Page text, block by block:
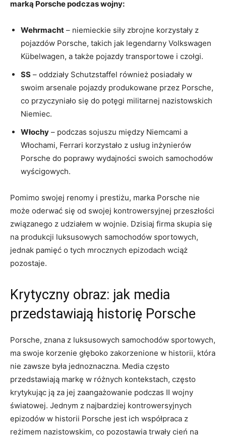
marką Porsche podczas wojny:
Wehrmacht – ‍niemieckie⁤ siły zbrojne korzystały ⁣z
pojazdów Porsche,⁤ takich jak legendarny Volkswagen⁢
Kübelwagen,‍ a ⁣także‍ pojazdy transportowe i czołgi.
SS –⁢ oddziały Schutzstaffel również posiadały ⁢w​
swoim arsenale pojazdy​ produkowane‌ przez Porsche,
‌co przyczyniało się do potęgi militarnej nazistowskich
Niemiec.
Włochy – podczas sojuszu między Niemcami a
Włochami, Ferrari korzystało ‍z usług inżynierów
Porsche⁤ do poprawy wydajności swoich samochodów
⁢wyścigowych.
Pomimo swojej renomy ⁢i prestiżu, marka Porsche nie‍
może oderwać się od ‍swojej​ kontrowersyjnej przeszłości
związanego ⁣z udziałem ‍w wojnie. Dzisiaj firma ⁣skupia się
na produkcji luksusowych ⁤samochodów sportowych,
jednak pamięć o tych mrocznych epizodach wciąż
pozostaje.
Krytyczny obraz: jak media​
przedstawiają⁣ historię Porsche
Porsche, znana​ z luksusowych ​samochodów sportowych,
ma‌ swoje korzenie ‍głęboko zakorzenione w historii, która
nie zawsze była jednoznaczna. Media⁤ często
przedstawiają markę w ⁢różnych kontekstach,‍ często
krytykując ją ‍za jej⁤ zaangażowanie podczas ‌II ⁣wojny
światowej. Jednym z najbardziej ‍kontrowersyjnych
epizodów w ⁣historii Porsche jest ich ‌współpraca z
reżimem nazistowskim, co pozostawia trwały cień ⁣na